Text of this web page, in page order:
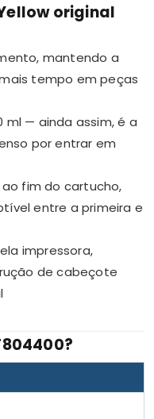
original
mantendo a
tempo em peças
ml — ainda assim, é a
por entrar em
fim do cartucho,
entre a primeira e
impressora,
de cabeçote